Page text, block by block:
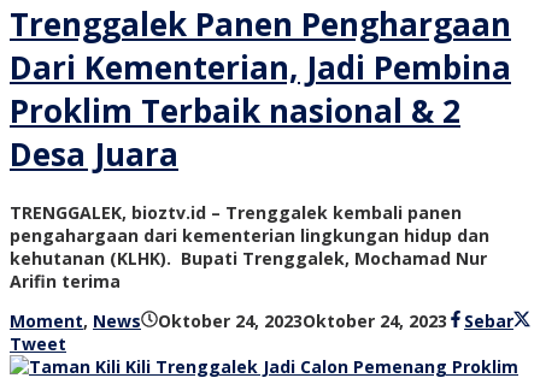
Trenggalek Panen Penghargaan
Dari Kementerian, Jadi Pembina
Proklim Terbaik nasional & 2
Desa Juara
TRENGGALEK, bioztv.id – Trenggalek kembali panen
pengahargaan dari kementerian lingkungan hidup dan
kehutanan (KLHK). Bupati Trenggalek, Mochamad Nur
Arifin terima
Moment, News Oktober 24, 2023Oktober 24, 2023 oleh
tv
Sebar
Tweet